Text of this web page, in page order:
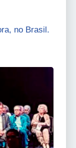
no Brasil.